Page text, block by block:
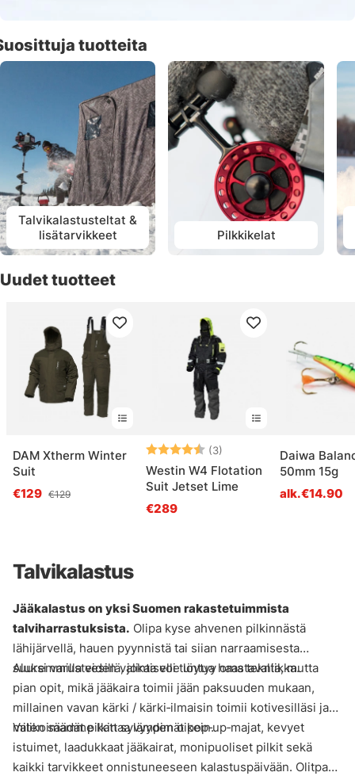
tuotteita
Talvikalastusteltat &
lisätarvikkeet
Pilkkikelat
Uudet tuotteet
DAM Xtherm Winter
Suit
€129 €129
Arvio: (3)
4.7 5:sta tähdestä
Westin W4 Flotation
Suit Jetset Lime
€289
Daiwa
50mm 15g
alk.€14.90
Talvikalastus
Jääkalastus on yksi Suomen rakastetuimmista
talviharrastuksista. Olipa kyse ahvenen pilkinnästä
lähijärvellä, hauen pyynnistä tai siian narraamisesta
suuremmilla vesillä, jokaiselle löytyy oma tekniikka.
Aluksi varusteiden valinta voi tuntua haastavalta, mutta
pian opit, mikä jääkaira toimii jään paksuuden mukaan,
millainen vavan kärki / kärki‑ilmaisin toimii kotivesilläsi ja
miten säädät pilkin syvyyden oikein.
Valikoimamme kattaa lämpimät pop‑up‑majat, kevyet
istuimet, laadukkaat jääkairat, monipuoliset pilkit sekä
kaikki tarvikkeet onnistuneeseen kalastuspäivään. Olitpa